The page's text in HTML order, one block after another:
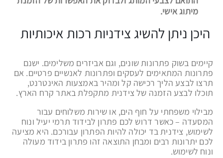
מיתוג אישי.
היכן ניתן להשיג צידניות רכות איכותיות
קיימים בשוק פתרונות שונים, וגם אביזרים משלימים. ישנם
פתרונות המתאימים לעסקים ופתרונות לאנשיים פרטיים. אם
תרצו לבצע הליך רכישה קל ומהיר באמצעות האינטרנט,
תוכלו לבצע הזמנה של צידנית מתקפלת באתר קרח הארץ.
מבילוי משפחתי על חוף הים, או שירות משלוחים עבור
המסעדה – כאשר דרוש לכם פתרון לבידוד תרמי יעיל ונוח
לשימוש, צידנית בד יכולה להיות הפתרון עבורכם. היא מציעה
לכם יתרונות רבים ומבחן התוצאה זהו פתרון בידוד מעולה
ונוח לשימוש.